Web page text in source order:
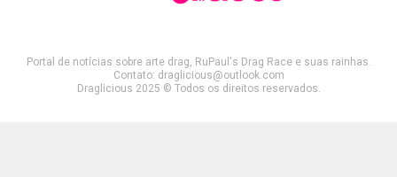
Portal de notícias sobre arte drag, RuPaul's Drag Race e suas rainhas.
Contato: draglicious@outlook.com
Draglicious 2025 © Todos os direitos reservados.